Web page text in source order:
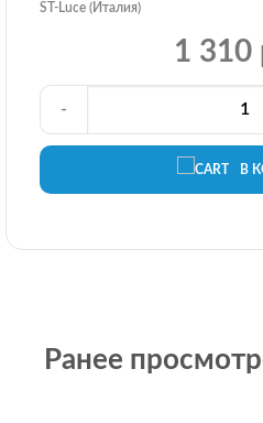
ST-Luce (Италия)
1 310
В
-
Ранее